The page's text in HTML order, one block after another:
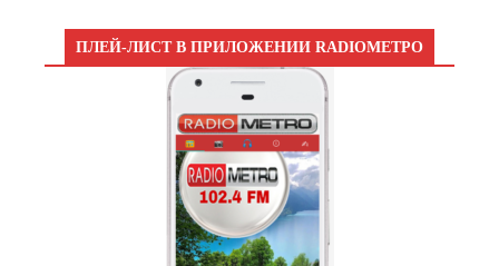
ПЛЕЙ-ЛИСТ В ПРИЛОЖЕНИИ RADIOМЕТРО